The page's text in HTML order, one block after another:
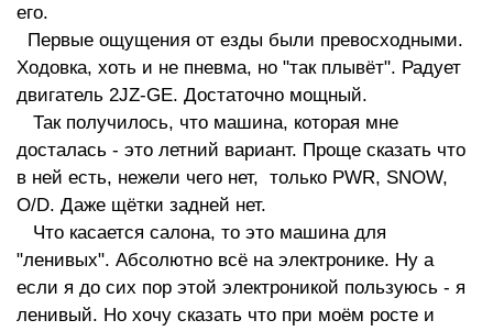
Ходовые качества
его.
Первые ощущения от езды были превосходными.
Ходовка, хоть и не пневма, но "так плывёт". Радует
двигатель 2JZ-GE. Достаточно мощный.
Так получилось, что машина, которая мне
досталась - это летний вариант. Проще сказать что
в ней есть, нежели чего нет, только PWR, SNOW,
O/D. Даже щётки задней нет.
Что касается салона, то это машина для
"ленивых". Абсолютно всё на электронике. Ну а
если я до сих пор этой электроникой пользуюсь - я
ленивый. Но хочу сказать что при моём росте и